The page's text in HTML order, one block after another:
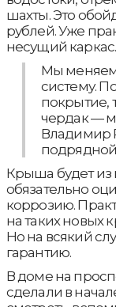
шахты. Это
рублей. Уже
несущий каркас.
Мы
систему.
покрытие,
чердак —
Владимир
Крыша будет из
обязательно
коррозию.
на таких новых
Но на всякий
гарантию.
В доме на
сделали в